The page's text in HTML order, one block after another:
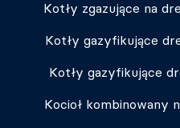
Kotły zgazujące na
Kotły gazyfikujące
Kotły gazyfikujące
Kocioł kombinowany